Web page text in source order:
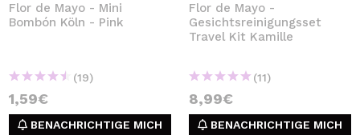
Flor de Mayo - Mini
Bombón Köln - Pink
(19)
1,59€
BENACHRICHTIGE MICH
Flor de Mayo -
Gesichtsreinigungsset
Travel Kit Kamille
(11)
8,99€
BENACHRICHTIGE MICH